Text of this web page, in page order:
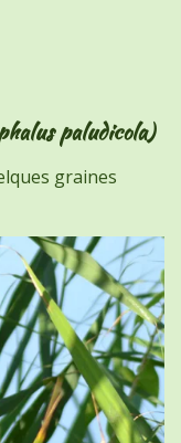
paludicola)
graines